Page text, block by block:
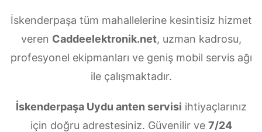
İskenderpaşa tüm mahallelerine kesintisiz hizmet
veren Caddeelektronik.net, uzman kadrosu,
profesyonel ekipmanları ve geniş mobil servis ağı
ile çalışmaktadır.
İskenderpaşa Uydu anten servisi ihtiyaçlarınız
için doğru adrestesiniz. Güvenilir ve 7/24